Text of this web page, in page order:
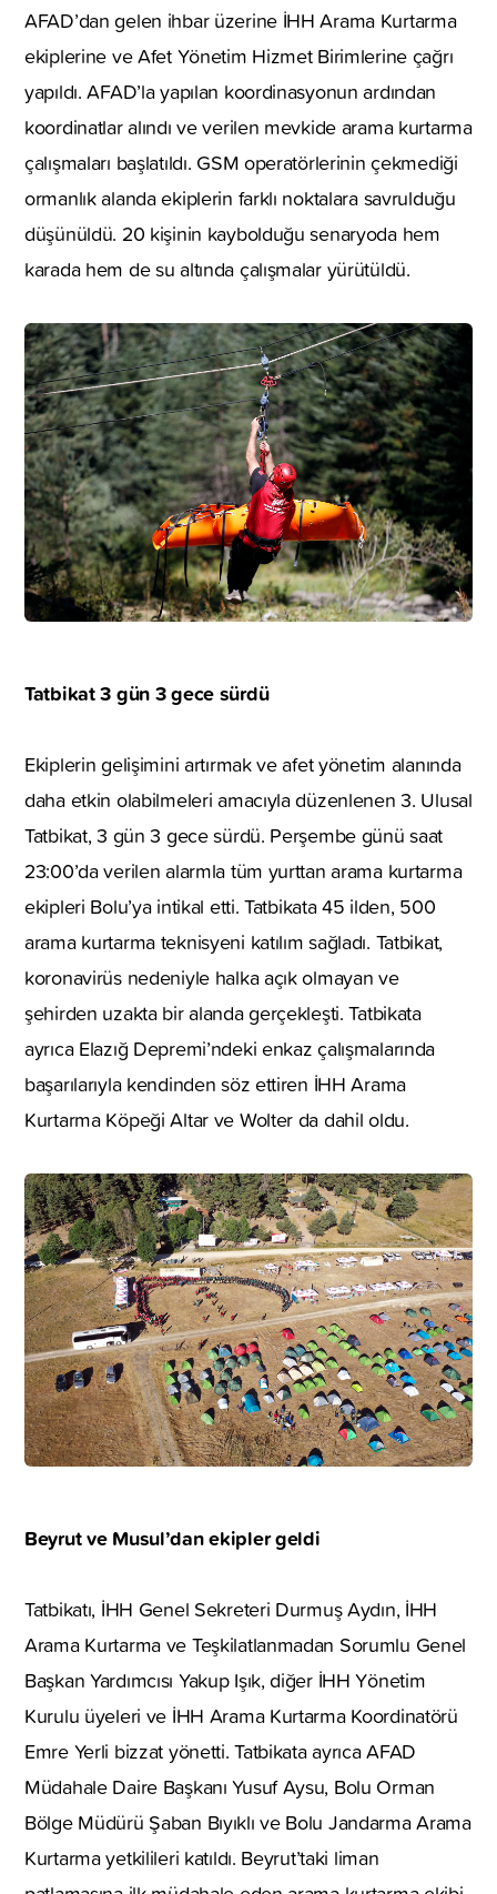
AFAD’dan gelen ihbar üzerine İHH Arama Kurtarma
ekiplerine ve Afet Yönetim Hizmet Birimlerine çağrı
yapıldı. AFAD’la yapılan koordinasyonun ardından
koordinatlar alındı ve verilen mevkide arama kurtarma
çalışmaları başlatıldı. GSM operatörlerinin çekmediği
ormanlık alanda ekiplerin farklı noktalara savrulduğu
düşünüldü. 20 kişinin kaybolduğu senaryoda hem
karada hem de su altında çalışmalar yürütüldü.
Tatbikat 3 gün 3 gece sürdü
Ekiplerin gelişimini artırmak ve afet yönetim alanında
daha etkin olabilmeleri amacıyla düzenlenen 3. Ulusal
Tatbikat, 3 gün 3 gece sürdü. Perşembe günü saat
23:00’da verilen alarmla tüm yurttan arama kurtarma
ekipleri Bolu’ya intikal etti. Tatbikata 45 ilden, 500
arama kurtarma teknisyeni katılım sağladı. Tatbikat,
koronavirüs nedeniyle halka açık olmayan ve
şehirden uzakta bir alanda gerçekleşti. Tatbikata
ayrıca Elazığ Depremi’ndeki enkaz çalışmalarında
başarılarıyla kendinden söz ettiren İHH Arama
Kurtarma Köpeği Altar ve Wolter da dahil oldu.
Beyrut ve Musul’dan ekipler geldi
Tatbikatı, İHH Genel Sekreteri Durmuş Aydın, İHH
Arama Kurtarma ve Teşkilatlanmadan Sorumlu Genel
Başkan Yardımcısı Yakup Işık, diğer İHH Yönetim
Kurulu üyeleri ve İHH Arama Kurtarma Koordinatörü
Emre Yerli bizzat yönetti. Tatbikata ayrıca AFAD
Müdahale Daire Başkanı Yusuf Aysu, Bolu Orman
Bölge Müdürü Şaban Bıyıklı ve Bolu Jandarma Arama
Kurtarma yetkilileri katıldı. Beyrut’taki liman